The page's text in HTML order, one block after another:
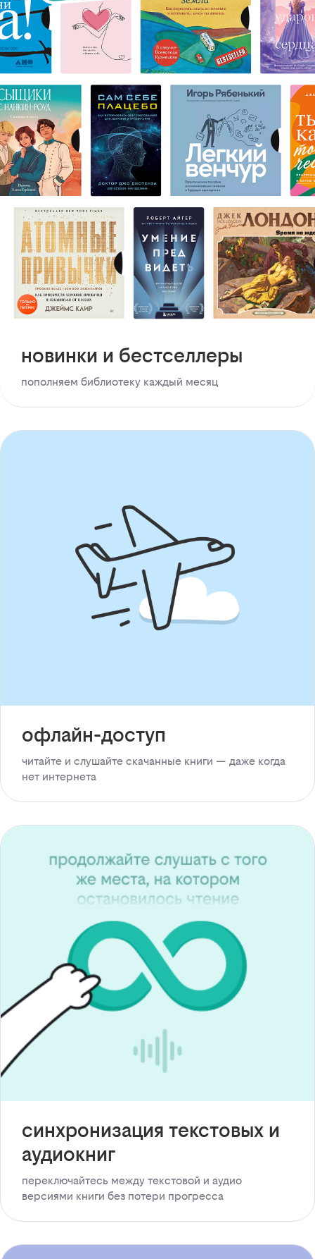
новинки и бестселлеры
пополняем библиотеку каждый месяц
офлайн-доступ
читайте и слушайте скачанные книги — даже когда
нет интернета
синхронизация текстовых и
аудиокниг
переключайтесь между текстовой и аудио
версиями книги без потери прогресса